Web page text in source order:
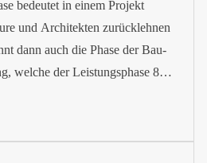
bedeutet in einem Projekt
und Architekten zurücklehnen
dann auch die Phase der Bau-
welche der Leistungsphase 8
für Architekten und